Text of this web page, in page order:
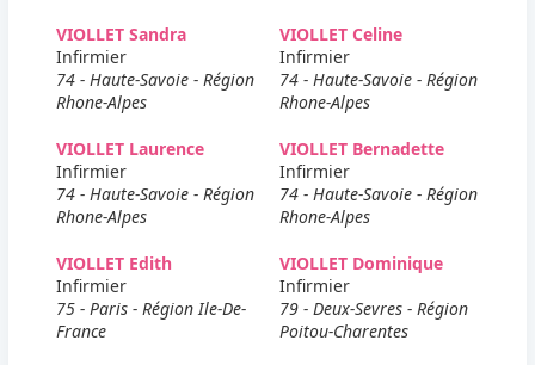
VIOLLET Sandra
Infirmier
74 - Haute-Savoie - Région
Rhone-Alpes
VIOLLET Celine
Infirmier
74 - Haute-Savoie - Région
Rhone-Alpes
VIOLLET Laurence
Infirmier
74 - Haute-Savoie - Région
Rhone-Alpes
VIOLLET Bernadette
Infirmier
74 - Haute-Savoie - Région
Rhone-Alpes
VIOLLET Edith
Infirmier
75 - Paris - Région Ile-De-
France
VIOLLET Dominique
Infirmier
79 - Deux-Sevres - Région
Poitou-Charentes